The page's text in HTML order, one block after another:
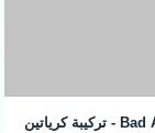
Bad Ass CREA - تركيبة كرياتين